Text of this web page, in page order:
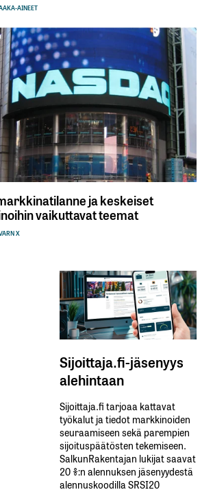
AINEET
ja keskeiset
vaikuttavat teemat
X
Sijoittaja.fi-jäsenyys
alehintaan
Sijoittaja.fi tarjoaa kattavat
työkalut ja tiedot markkinoiden
seuraamiseen sekä parempien
sijoituspäätösten tekemiseen.
SalkunRakentajan lukijat saavat
20 %:n alennuksen jäsenyydestä
alennuskoodilla SRSI20